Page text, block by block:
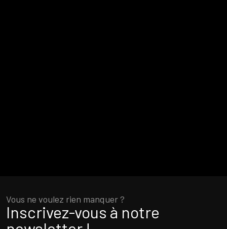
Vous ne voulez rien manquer ?
Inscrivez-vous à notre